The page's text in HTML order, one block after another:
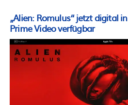
„Alien: Romulus“ jetzt digital
Prime Video verfügbar